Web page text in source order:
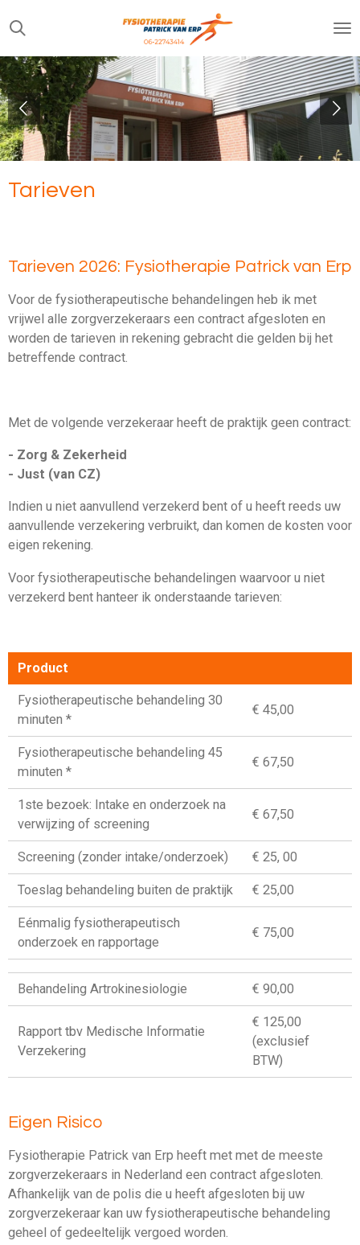
Ga
direct
naar
de
hoofdinhoud
Tarieven
Tarieven 2026: Fysiotherapie Patrick van Erp
Voor de fysiotherapeutische behandelingen heb ik met
vrijwel alle zorgverzekeraars een contract afgesloten en
worden de tarieven in rekening gebracht die gelden bij het
betreffende contract.
Met de volgende verzekeraar heeft de praktijk geen contract:
- Zorg & Zekerheid
- Just (van CZ)
Indien u niet aanvullend verzekerd bent of u heeft reeds uw
aanvullende verzekering verbruikt, dan komen de kosten voor
eigen rekening.
Voor fysiotherapeutische behandelingen waarvoor u niet
verzekerd bent hanteer ik onderstaande tarieven:
Product
Fysiotherapeutische behandeling 30
minuten *
€ 45,00
Fysiotherapeutische behandeling 45
minuten *
€ 67,50
1ste bezoek: Intake en onderzoek na
verwijzing of screening
€ 67,50
Screening (zonder intake/onderzoek) € 25, 00
Toeslag behandeling buiten de praktijk € 25,00
Eénmalig fysiotherapeutisch
onderzoek en rapportage
€ 75,00
Behandeling Artrokinesiologie € 90,00
Rapport tbv Medische Informatie
Verzekering
€ 125,00
(exclusief
BTW)
Eigen Risico
Fysiotherapie Patrick van Erp heeft met met de meeste
zorgverzekeraars in Nederland een contract afgesloten.
Afhankelijk van de polis die u heeft afgesloten bij uw
zorgverzekeraar kan uw fysiotherapeutische behandeling
geheel of gedeeltelijk vergoed worden.